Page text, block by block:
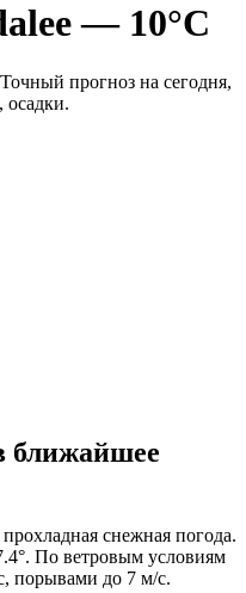
— 10°C
прогноз на сегодня,
осадки.
ближайшее
снежная погода.
По ветровым условиям
порывами до 7 м/с.